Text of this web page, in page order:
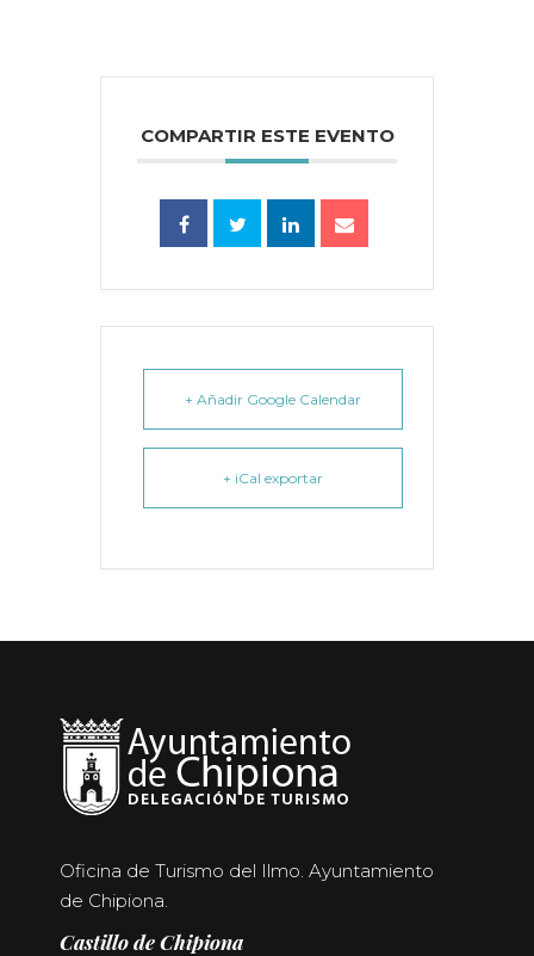
COMPARTIR ESTE EVENTO
+ Añadir Google Calendar
+ iCal exportar
Oficina de Turismo del Ilmo. Ayuntamiento
de Chipiona.
Castillo de Chipiona